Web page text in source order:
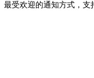
最受欢迎的通知方式，支